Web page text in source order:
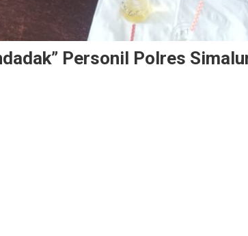
Personil Polres